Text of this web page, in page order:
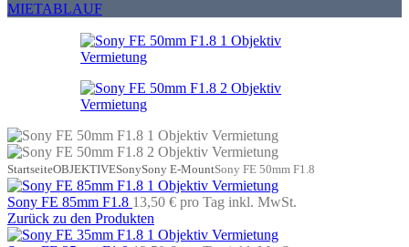
MIETABLAUF
StartseiteOBJEKTIVESonySony E-MountSony FE 50mm F1.8
Sony FE 85mm F1.8 13,50 € pro Tag inkl. MwSt.
Zurück zu den Produkten